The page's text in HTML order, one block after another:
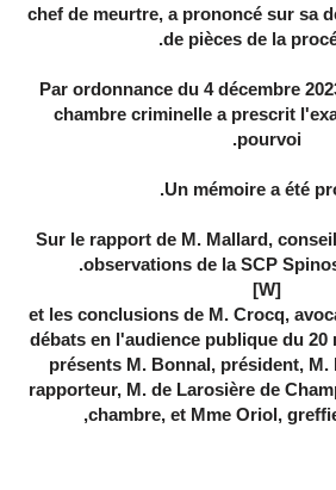
chef de meurtre, a prononcé sur sa
de pièces de la
Par ordonnance du 4 décembre
chambre criminelle a prescrit
pourvoi.
Un mémoire a été
Sur le rapport de M. Mallard,
observations de la SCP
[W]
, et les conclusions de M. Crocq,
débats en l'audience publique du 20
présents M. Bonnal, président,
rapporteur, M. de Larosière de
chambre, et Mme Oriol,